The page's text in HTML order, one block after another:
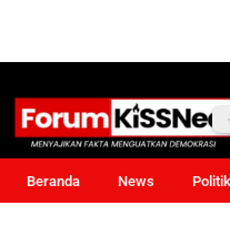
Beranda News Politik